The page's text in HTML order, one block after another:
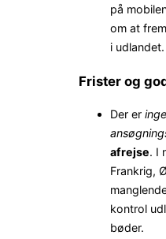
på
om at
i udlandet.
Frister og
Der er
afrejse. I
Frankrig,
kontrol
bøder.